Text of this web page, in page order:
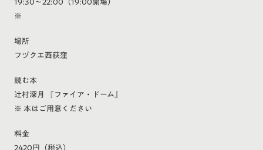
19:30～22:00（19:00開場）
※
場所
フヅクエ西荻窪
読む本
辻村深月 『ファイア・ドーム』
※ 本はご用意ください
料金
2420円（税込）